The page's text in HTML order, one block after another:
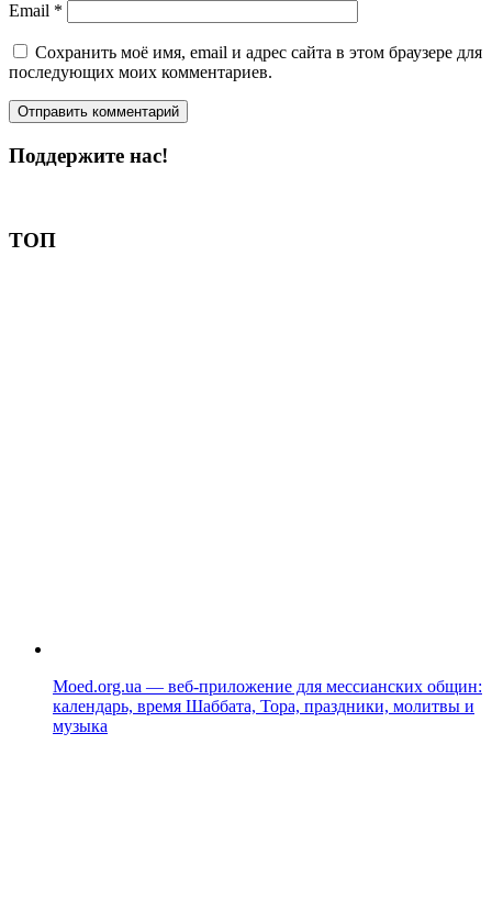
Email *
Сохранить моё имя, email и адрес сайта в этом браузере для
последующих моих комментариев.
Поддержите нас!
ТОП
Moed.org.ua — веб-приложение для мессианских общин:
календарь, время Шаббата, Тора, праздники, молитвы и
музыка